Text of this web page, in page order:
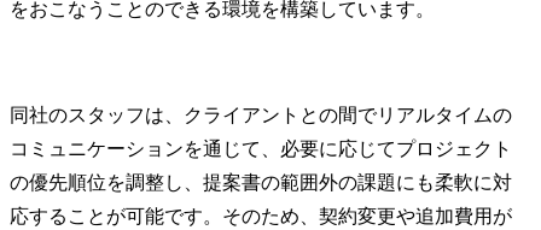
をおこなうことのできる環境を構築しています。
同社のスタッフは、クライアントとの間でリアルタイムの
コミュニケーションを通じて、必要に応じてプロジェクト
の優先順位を調整し、提案書の範囲外の課題にも柔軟に対
応することが可能です。そのため、契約変更や追加費用が